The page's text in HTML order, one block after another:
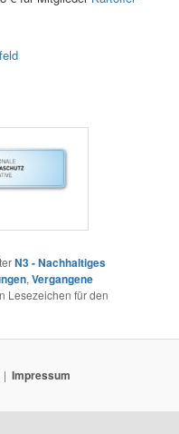
N3 - Nachhaltiges
,Vergangene
Lesezeichen für den
Impressum